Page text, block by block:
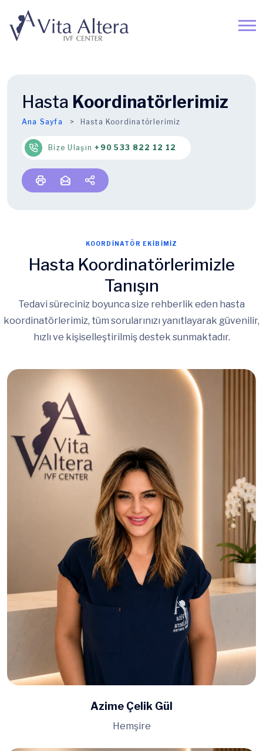
Hasta Koordinatörlerimiz
Ana Sayfa Hasta Koordinatörlerimiz
Bize Ulaşın+90 533 822 12 12
KOORDİNATÖR EKİBİMİZ
Hasta Koordinatörlerimizle
Tanışın
Tedavi süreciniz boyunca size rehberlik eden hasta
koordinatörlerimiz, tüm sorularınızı yanıtlayarak güvenilir,
hızlı ve kişiselleştirilmiş destek sunmaktadır.
Azime Çelik Gül
Hemşire